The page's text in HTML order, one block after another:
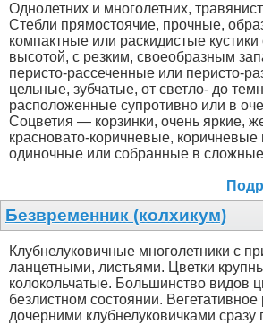
Однолетних и многолетних,
Стебли прямостоячие, прочные,
компактные или раскидистые
высотой, с резким, своеобразным
перисто-рассеченные или перисто-
цельные, зубчатые, от светло- до
расположенные супротивно или в
Соцветия — корзинки, очень яркие,
красновато-коричневые, коричневые
одиночные или собранные в сложные
Безвременник (колхикум)
Клубнелуковичные многолетники с
ланцетными, листьями. Цветки
колокольчатые. Большинство видов
безлистном состоянии.
дочерними клубнелуковичками сразу